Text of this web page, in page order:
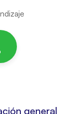
general